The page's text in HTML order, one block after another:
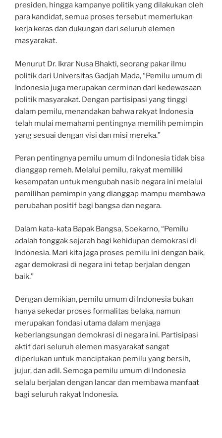
presiden, hingga kampanye politik yang dilakukan oleh
para kandidat, semua proses tersebut memerlukan
kerja keras dan dukungan dari seluruh elemen
masyarakat.
Menurut Dr. Ikrar Nusa Bhakti, seorang pakar ilmu
politik dari Universitas Gadjah Mada, “Pemilu umum di
Indonesia juga merupakan cerminan dari kedewasaan
politik masyarakat. Dengan partisipasi yang tinggi
dalam pemilu, menandakan bahwa rakyat Indonesia
telah mulai memahami pentingnya memilih pemimpin
yang sesuai dengan visi dan misi mereka.”
Peran pentingnya pemilu umum di Indonesia tidak bisa
dianggap remeh. Melalui pemilu, rakyat memiliki
kesempatan untuk mengubah nasib negara ini melalui
pemilihan pemimpin yang dianggap mampu membawa
perubahan positif bagi bangsa dan negara.
Dalam kata-kata Bapak Bangsa, Soekarno, “Pemilu
adalah tonggak sejarah bagi kehidupan demokrasi di
Indonesia. Mari kita jaga proses pemilu ini dengan baik,
agar demokrasi di negara ini tetap berjalan dengan
baik.”
Dengan demikian, pemilu umum di Indonesia bukan
hanya sekedar proses formalitas belaka, namun
merupakan fondasi utama dalam menjaga
keberlangsungan demokrasi di negara ini. Partisipasi
aktif dari seluruh elemen masyarakat sangat
diperlukan untuk menciptakan pemilu yang bersih,
jujur, dan adil. Semoga pemilu umum di Indonesia
selalu berjalan dengan lancar dan membawa manfaat
bagi seluruh rakyat Indonesia.